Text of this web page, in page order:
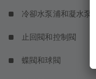
冷卻水泵浦和凝水泵浦
止回閥和控制閥
蝶閥和球閥